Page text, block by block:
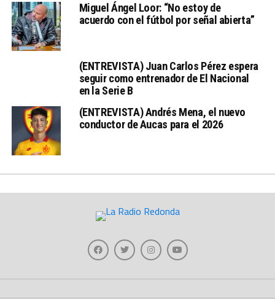
Miguel Ángel Loor: “No estoy de
acuerdo con el fútbol por señal abierta”
(ENTREVISTA) Juan Carlos Pérez espera
seguir como entrenador de El Nacional
en la Serie B
(ENTREVISTA) Andrés Mena, el nuevo
conductor de Aucas para el 2026